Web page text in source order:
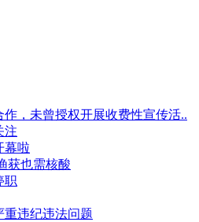
，未曾授权开展收费性宣传活..
注
幕啦
获也需核酸
职
重违纪违法问题